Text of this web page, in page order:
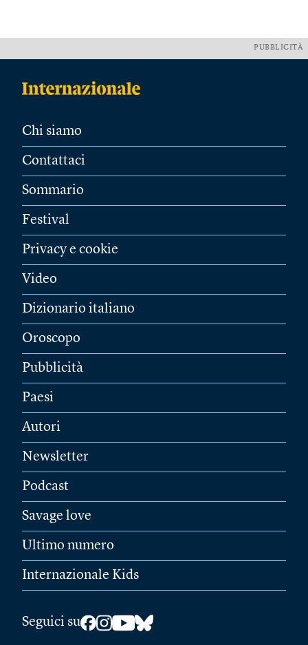
PUBBLICITÀ
Chi siamo
Contattaci
Sommario
Festival
Privacy e cookie
Video
Dizionario italiano
Oroscopo
Pubblicità
Paesi
Autori
Newsletter
Podcast
Savage love
Ultimo numero
Internazionale Kids
Seguici su